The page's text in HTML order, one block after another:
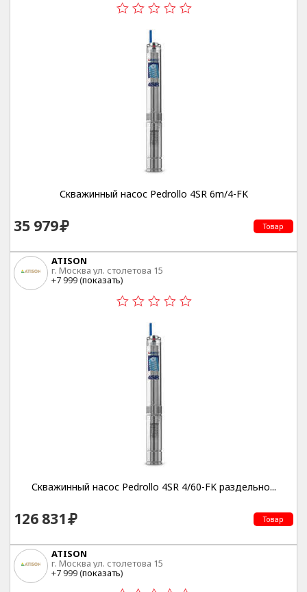
Скважинный насос Pedrollo 4SR 6m/4-FK
35 979 Товар
ATISON
г. Москва ул. столетова 15
+7 999 (показать)
Скважинный насос Pedrollo 4SR 4/60-FK раздельно...
126 831 Товар
ATISON
г. Москва ул. столетова 15
+7 999 (показать)